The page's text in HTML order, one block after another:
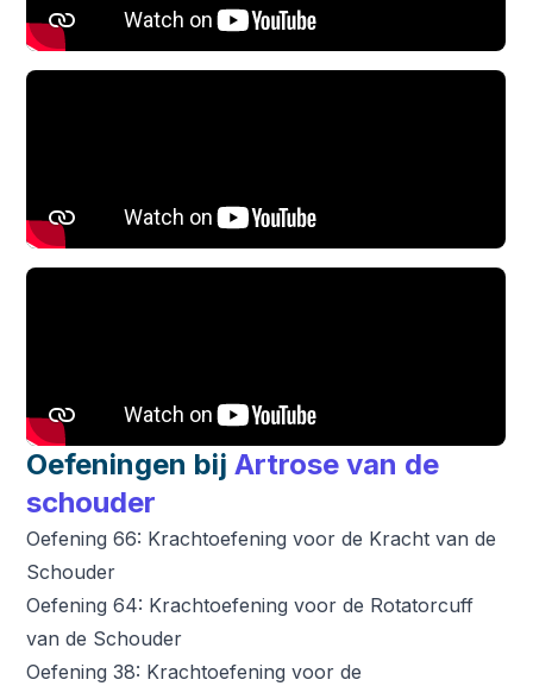
Oefeningen bij Artrose van de
schouder
Oefening 66: Krachtoefening voor de Kracht van de
Schouder
Oefening 64: Krachtoefening voor de Rotatorcuff
van de Schouder
Oefening 38: Krachtoefening voor de